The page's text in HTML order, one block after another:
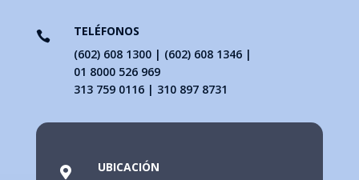

TELÉFONOS
(602) 608 1300 | (602) 608 1346 |
01 8000 526 969
313 759 0116 | 310 897 8731
 UBICACIÓN